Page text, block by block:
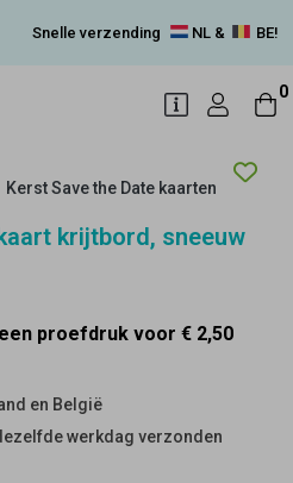
Snelle verzending NL & BE!
0
Kerst Save the Date kaarten
krijtbord, sneeuw
proefdruk voor € 2,50
en België
werkdag verzonden